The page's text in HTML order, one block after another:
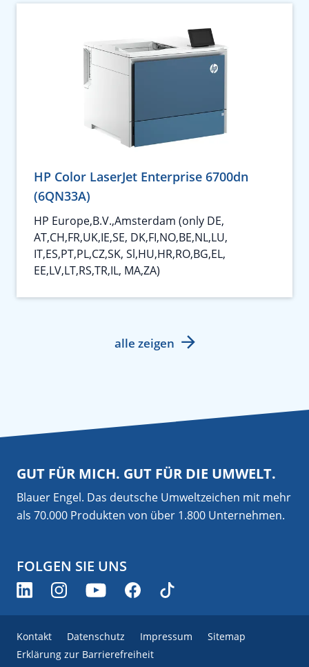
HP Color LaserJet Enterprise 6700dn
(6QN33A)
HP Europe,B.V.,Amsterdam (only DE,
AT,CH,FR,UK,IE,SE, DK,FI,NO,BE,NL,LU,
IT,ES,PT,PL,CZ,SK, Sl,HU,HR,RO,BG,EL,
EE,LV,LT,RS,TR,IL, MA,ZA)
alle zeigen
GUT FÜR MICH. GUT FÜR DIE UMWELT.
Blauer Engel. Das deutsche Umweltzeichen mit mehr
als 70.000 Produkten von über 1.800 Unternehmen.
FOLGEN SIE UNS
Kontakt Datenschutz Impressum
Sitemap
Erklärung zur Barrierefreiheit